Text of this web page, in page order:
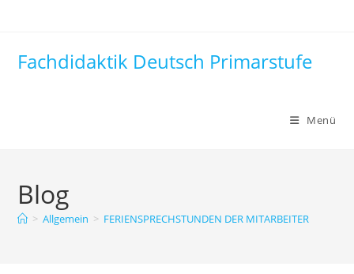
Fachdidaktik Deutsch Primarstufe
Menü
Blog
> Allgemein > FERIENSPRECHSTUNDEN DER MITARBEITER